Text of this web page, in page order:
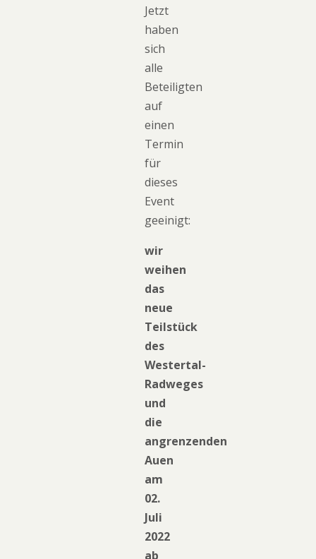
Jetzt
haben
sich
alle
Beteiligten
auf
einen
Termin
für
dieses
Event
geeinigt:
wir
weihen
das
neue
Teilstück
des
Westertal-
Radweges
und
die
angrenzenden
Auen
am
02.
Juli
2022
ab